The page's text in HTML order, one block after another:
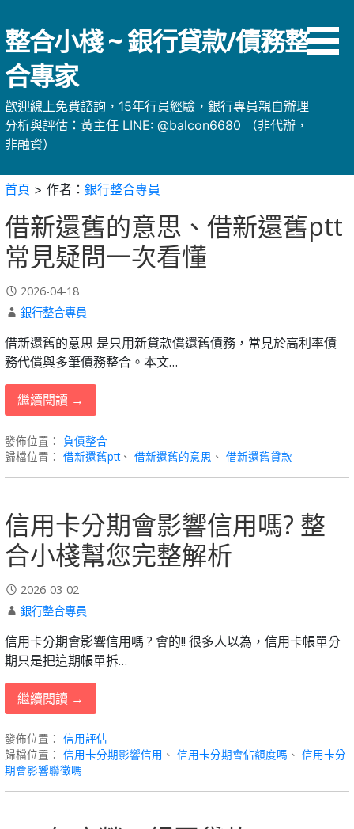
過
內
容
整合小棧 ~ 銀行貸款/債務整
合專家
歡迎線上免費諮詢，15年行員經驗，銀行專員親自辦理
分析與評估：黃主任 LINE: @balcon6680 （非代辦，
非融資）
首頁 >作者：銀行整合專員
借新還舊的意思、借新還舊ptt
常見疑問一次看懂
2026-04-18
銀行整合專員
借新還舊的意思 是只用新貸款償還舊債務，常見於高利率債
務代償與多筆債務整合。本文…
繼續閱讀 →
發佈位置：負債整合
歸檔位置：借新還舊ptt、借新還舊的意思 、借新還舊貸款
信用卡分期會影響信用嗎? 整
合小棧幫您完整解析
2026-03-02
銀行整合專員
信用卡分期會影響信用嗎 ? 會的!! 很多人以為，信用卡帳單分
期只是把這期帳單拆…
繼續閱讀 →
發佈位置：信用評估
歸檔位置：信用卡分期影響信用 、信用卡分期會佔額度嗎 、信用卡分
期會影響聯徵嗎